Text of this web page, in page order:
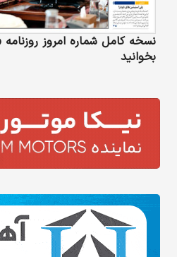
نسخه کامل شماره امروز روزنامه
بخوانید